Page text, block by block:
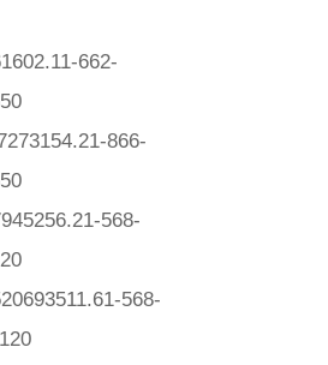
662-
866-
568-
568-